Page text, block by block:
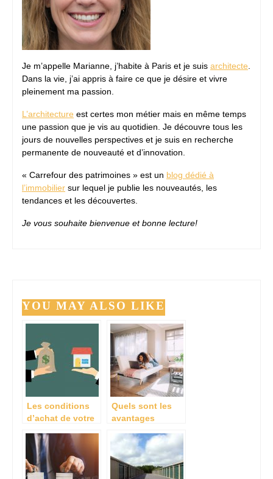
Je m’appelle Marianne, j’habite à Paris et je suis architecte.
Dans la vie, j’ai appris à faire ce que je désire et vivre
pleinement ma passion.
L’architecture est certes mon métier mais en même temps
une passion que je vis au quotidien. Je découvre tous les
jours de nouvelles perspectives et je suis en recherche
permanente de nouveauté et d’innovation.
« Carrefour des patrimoines » est un blog dédié à
l’immobilier sur lequel je publie les nouveautés, les
tendances et les découvertes.
Je vous souhaite bienvenue et bonne lecture!
YOU MAY ALSO LIKE
Les conditions
d’achat de votre
Quels sont les
avantages
immobilier neuf ?